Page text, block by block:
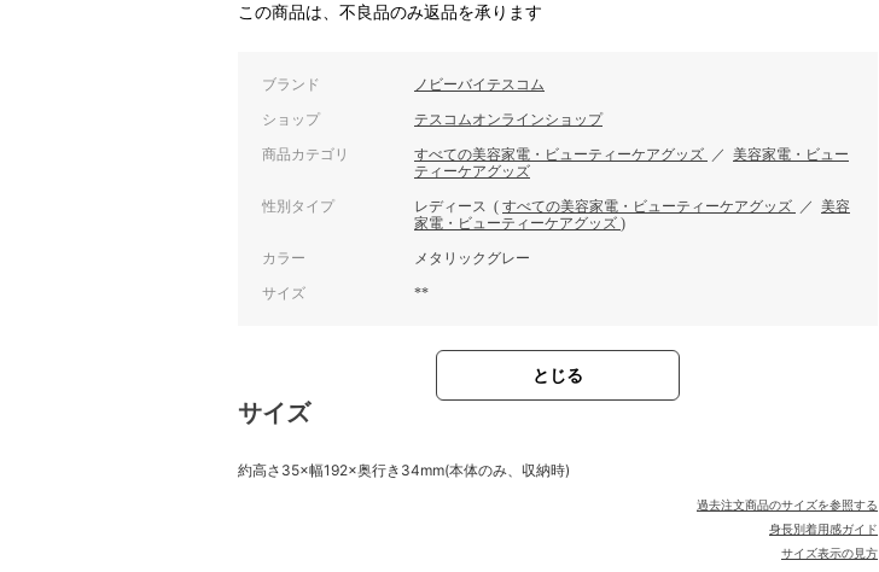
この商品は、不良品のみ返品を承ります
ブランド ノビーバイテスコム
ショップ テスコムオンラインショップ
商品カテゴリ すべての美容家電・ビューティーケアグッズ ／ 美容家電・ビュー
ティーケアグッズ
性別タイプ レディース ( すべての美容家電・ビューティーケアグッズ ／ 美容
家電・ビューティーケアグッズ )
カラー メタリックグレー
サイズ **
とじる
サイズ
約高さ35×幅192×奥行き34mm(本体のみ、収納時)
過去注文商品のサイズを参照する
身長別着用感ガイド
サイズ表示の見方